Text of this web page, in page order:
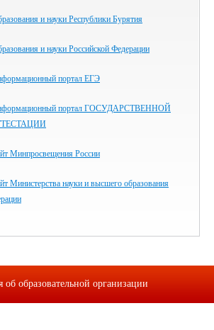
и науки Республики Бурятия
и науки Российской Федерации
портал ЕГЭ
портал ГОСУДАРСТВЕННОЙ
Минпросвещения России
Министерства науки и высшего образования
об образовательной организации